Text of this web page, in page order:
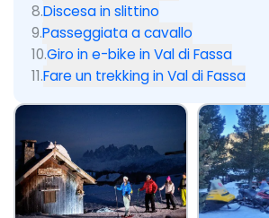
8.Discesa in slittino
9.Passeggiata a cavallo
10.Giro in e-bike in Val di Fassa
11.Fare un trekking in Val di Fassa